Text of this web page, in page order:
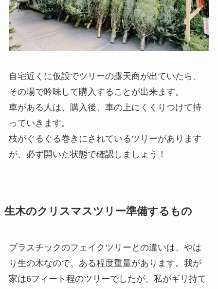
自宅近くに仮設でツリーの露天商が出ていたら、
その場で吟味して購入することが出来ます。
車がある人は、購入後、車の上にくくりつけて持
っていきます。
枝がぐるぐる巻きにされているツリーがあります
が、必ず開いた状態で確認しましょう！
生木のクリスマスツリー準備するもの
プラスチックのフェイクツリーとの違いは、やは
り生の木なので、ある程度重量があります。我が
家は6フィート程のツリーでしたが、私がギリ持て